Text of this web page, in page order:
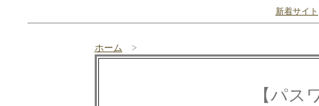
新着サイト
ホーム >
【パス